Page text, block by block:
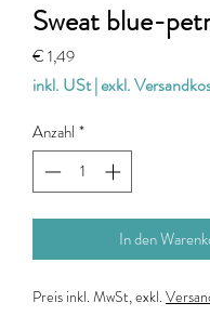
Sweat blue-
€ 1,49Preis
inkl. USt|exkl.
Anzahl *
In den
Preis inkl. MwSt, exkl.